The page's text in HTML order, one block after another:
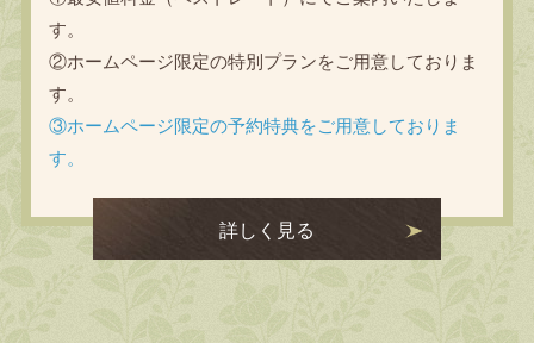
す。
②ホームページ限定の特別プランをご用意しておりま
す。
③ホームページ限定の予約特典をご用意しておりま
す。
詳しく見る